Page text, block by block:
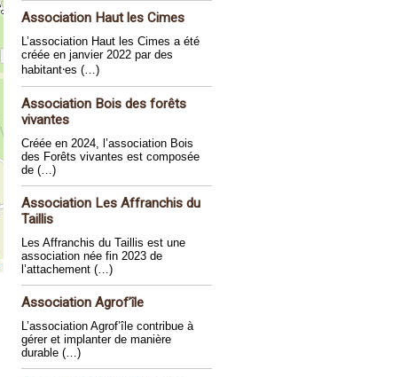
Association Haut les Cimes
L’association Haut les Cimes a été
créée en janvier 2022 par des
habitant⸱es (…)
Association Bois des forêts
vivantes
Créée en 2024, l’association Bois
des Forêts vivantes est composée
de (…)
Association Les Affranchis du
Taillis
Les Affranchis du Taillis est une
association née fin 2023 de
l’attachement (…)
Association Agrof’île
L’association Agrof’île contribue à
gérer et implanter de manière
durable (…)